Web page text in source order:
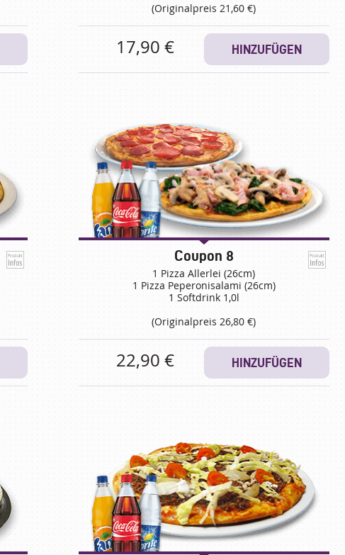
(Originalpreis 21,60 €)
17,90 € HINZUFÜGEN
Coupon 8
1 Pizza Allerlei (26cm)
1 Pizza Peperonisalami (26cm)
1 Softdrink 1,0l
(Originalpreis 26,80 €)
22,90 € HINZUFÜGEN